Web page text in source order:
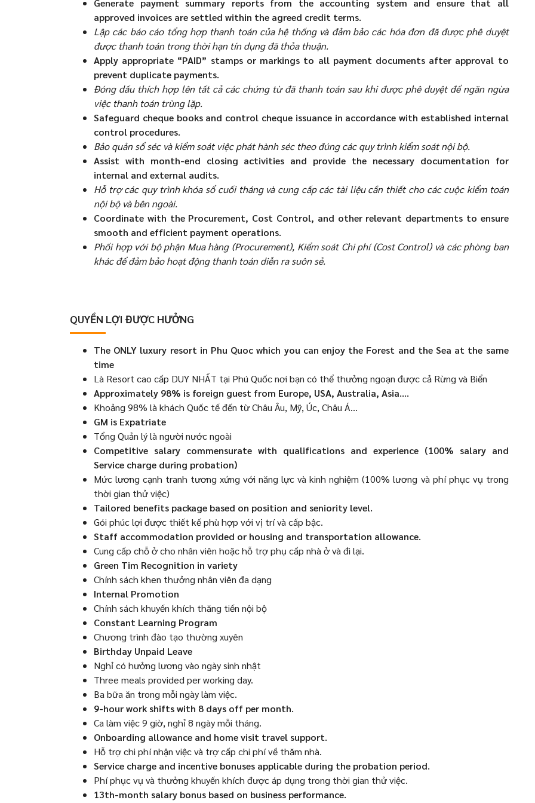
Generate payment summary reports from the accounting system and ensure that all
approved invoices are settled within the agreed credit terms.
Lập các báo cáo tổng hợp thanh toán của hệ thống và đảm bảo các hóa đơn đã được phê duyệt
được thanh toán trong thời hạn tín dụng đã thỏa thuận.
Apply appropriate “PAID” stamps or markings to all payment documents after approval to
prevent duplicate payments.
Đóng dấu thích hợp lên tất cả các chứng từ đã thanh toán sau khi được phê duyệt để ngăn ngừa
việc thanh toán trùng lặp.
Safeguard cheque books and control cheque issuance in accordance with established internal
control procedures.
Bảo quản sổ séc và kiểm soát việc phát hành séc theo đúng các quy trình kiểm soát nội bộ.
Assist with month-end closing activities and provide the necessary documentation for
internal and external audits.
Hỗ trợ các quy trình khóa sổ cuối tháng và cung cấp các tài liệu cần thiết cho các cuộc kiểm toán
nội bộ và bên ngoài.
Coordinate with the Procurement, Cost Control, and other relevant departments to ensure
smooth and efficient payment operations.
Phối hợp với bộ phận Mua hàng (Procurement), Kiểm soát Chi phí (Cost Control) và các phòng ban
khác để đảm bảo hoạt động thanh toán diễn ra suôn sẻ.
QUYỀN LỢI ĐƯỢC HƯỞNG
The ONLY luxury resort in Phu Quoc which you can enjoy the Forest and the Sea at the same
time
Là Resort cao cấp DUY NHẤT tại Phú Quốc nơi bạn có thể thưởng ngoạn được cả Rừng và Biển
Approximately 98% is foreign guest from Europe, USA, Australia, Asia....
Khoảng 98% là khách Quốc tế đến từ Châu Âu, Mỹ, Úc, Châu Á...
GM is Expatriate
Tổng Quản lý là người nước ngoài
Competitive salary commensurate with qualifications and experience (100% salary and
Service charge during probation)
Mức lương cạnh tranh tương xứng với năng lực và kinh nghiệm (100% lương và phí phục vụ trong
thời gian thử việc)
Tailored benefits package based on position and seniority level.
Gói phúc lợi được thiết kế phù hợp với vị trí và cấp bậc.
Staff accommodation provided or housing and transportation allowance.
Cung cấp chỗ ở cho nhân viên hoặc hỗ trợ phụ cấp nhà ở và đi lại.
Green Tim Recognition in variety
Chính sách khen thưởng nhân viên đa dạng
Internal Promotion
Chính sách khuyến khích thăng tiến nội bộ
Constant Learning Program
Chương trình đào tạo thường xuyên
Birthday Unpaid Leave
Nghỉ có hưởng lương vào ngày sinh nhật
Three meals provided per working day.
Ba bữa ăn trong mỗi ngày làm việc.
9-hour work shifts with 8 days off per month.
Ca làm việc 9 giờ, nghỉ 8 ngày mỗi tháng.
Onboarding allowance and home visit travel support.
Hỗ trợ chi phí nhận việc và trợ cấp chi phí về thăm nhà.
Service charge and incentive bonuses applicable during the probation period.
Phí phục vụ và thưởng khuyến khích được áp dụng trong thời gian thử việc.
13th-month salary bonus based on business performance.